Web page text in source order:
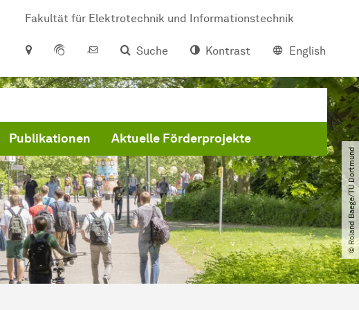
Fakultät für Elektrotechnik und Informationstechnik
Suche
Kontrast English
Publikationen Aktuelle Förderprojekte
© Roland Baege​/​TU Dortmund